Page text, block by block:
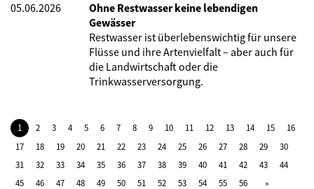
05.06.2026
Ohne Restwasser keine lebendigen
Gewässer
Restwasser ist überlebenswichtig für unsere
Flüsse und ihre Artenvielfalt – aber auch für
die Landwirtschaft oder die
Trinkwasserversorgung.
1 2 3 4 5 6 7 8 9 10 11 12 13 14 15
16
17
18 19 20 21 22 23 24 25 26 27 28 29
30
31
32 33 34 35 36 37 38 39 40 41 42 43
44
45
46 47 48 49 50 51 52 53 54 55 56